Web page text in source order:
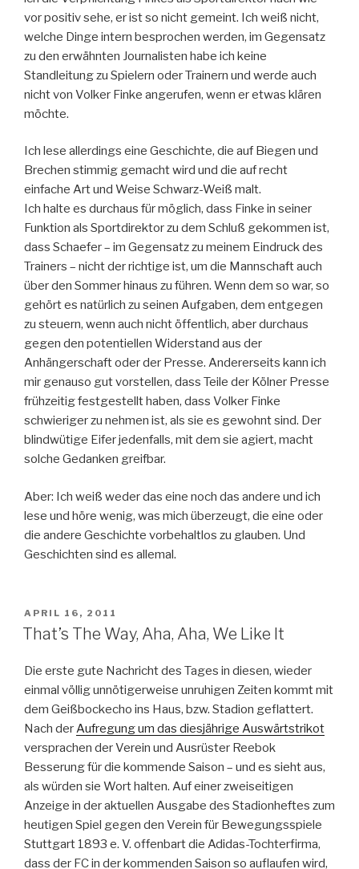
vor positiv sehe, er ist so nicht gemeint. Ich weiß nicht,
welche Dinge intern besprochen werden, im Gegensatz
zu den erwähnten Journalisten habe ich keine
Standleitung zu Spielern oder Trainern und werde auch
nicht von Volker Finke angerufen, wenn er etwas klären
möchte.
Ich lese allerdings eine Geschichte, die auf Biegen und
Brechen stimmig gemacht wird und die auf recht
einfache Art und Weise Schwarz-Weiß malt.
Ich halte es durchaus für möglich, dass Finke in seiner
Funktion als Sportdirektor zu dem Schluß gekommen ist,
dass Schaefer – im Gegensatz zu meinem Eindruck des
Trainers – nicht der richtige ist, um die Mannschaft auch
über den Sommer hinaus zu führen. Wenn dem so war, so
gehört es natürlich zu seinen Aufgaben, dem entgegen
zu steuern, wenn auch nicht öffentlich, aber durchaus
gegen den potentiellen Widerstand aus der
Anhängerschaft oder der Presse. Andererseits kann ich
mir genauso gut vorstellen, dass Teile der Kölner Presse
frühzeitig festgestellt haben, dass Volker Finke
schwieriger zu nehmen ist, als sie es gewohnt sind. Der
blindwütige Eifer jedenfalls, mit dem sie agiert, macht
solche Gedanken greifbar.
Aber: Ich weiß weder das eine noch das andere und ich
lese und höre wenig, was mich überzeugt, die eine oder
die andere Geschichte vorbehaltlos zu glauben. Und
Geschichten sind es allemal.
VERÖFFENTLICHT
AM
APRIL 16, 2011
That’s The Way, Aha, Aha, We Like It
Die erste gute Nachricht des Tages in diesen, wieder
einmal völlig unnötigerweise unruhigen Zeiten kommt mit
dem Geißbockecho ins Haus, bzw. Stadion geflattert.
Nach derAufregung um das diesjährige Auswärtstrikot
versprachen der Verein und Ausrüster Reebok
Besserung für die kommende Saison – und es sieht aus,
als würden sie Wort halten. Auf einer zweiseitigen
Anzeige in der aktuellen Ausgabe des Stadionheftes zum
heutigen Spiel gegen den Verein für Bewegungsspiele
Stuttgart 1893 e. V. offenbart die Adidas-Tochterfirma,
dass der FC in der kommenden Saison so auflaufen wird,